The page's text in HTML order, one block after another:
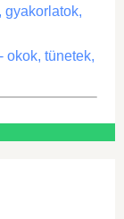
gyakorlatok,
okok, tünetek,